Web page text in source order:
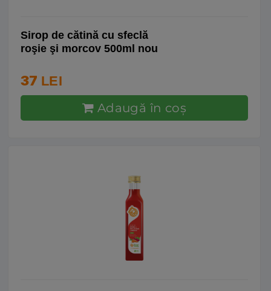
Sirop de cătină cu sfeclă
roşie şi morcov 500ml nou
37 LEI
Adaugă în coş